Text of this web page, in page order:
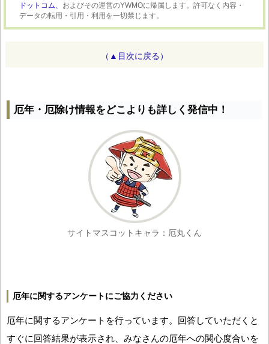
ドットコム、 およびその運営のYWMOに帰属します。許可なく内容・
データの転用・引用・利用を一切禁じます。
（▲目次に戻る）
厄年・厄除け情報をどこよりも詳しく発信中！
サイトマスコットキャラ：厄丸くん
厄年に関するアンケートにご協力ください
厄年に関するアンケートを行っています。回答していただくと
すぐに回答結果が表示され、みなさんの厄年への関心度合いを